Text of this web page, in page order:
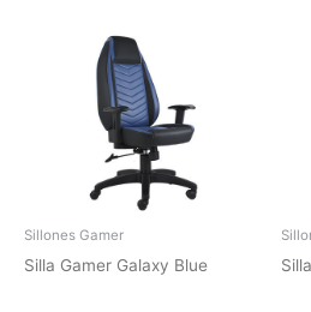
Sillones Gamer
Silla Gamer Galaxy Blue